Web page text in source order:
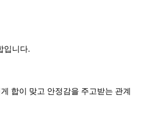
입니다.
합이 맞고 안정감을 주고받는 관계